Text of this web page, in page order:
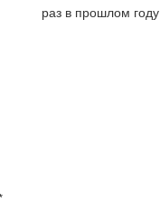
раз в прошлом году